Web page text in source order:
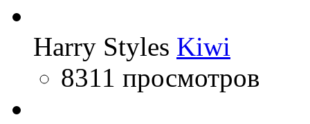
Harry Styles Kiwi
8311 просмотров